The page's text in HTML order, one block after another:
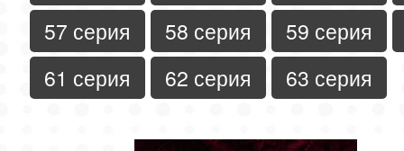
57 серия
58 серия
59 серия
61 серия
62 серия 63 серия